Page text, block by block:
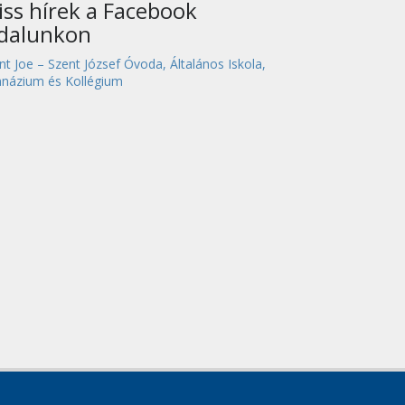
hírek a Facebook
Joe – Szent József Óvoda, Általános Iskola,
és Kollégium